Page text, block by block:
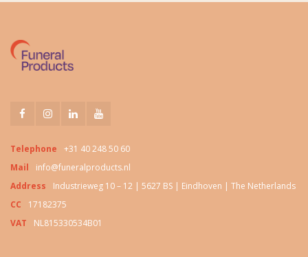
Telephone
+31 40 248 50 60
Mail
info@funeralproducts.nl
Address
Industrieweg 10 – 12 | 5627 BS | Eindhoven | The Netherlands
CC
17182375
VAT
NL815330534B01